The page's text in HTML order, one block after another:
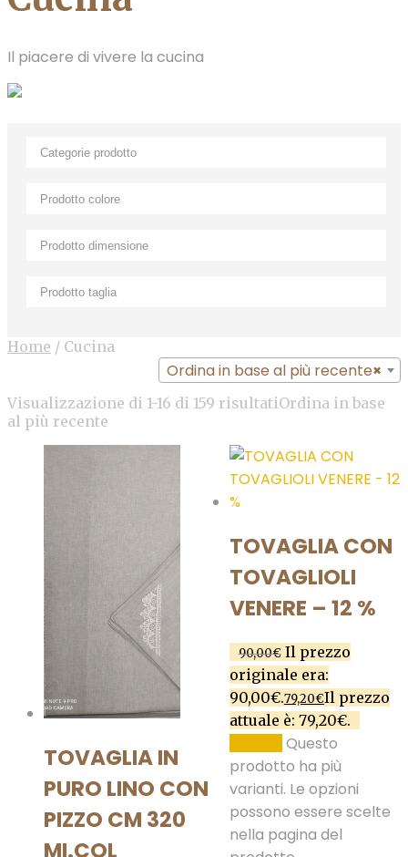
Il piacere di vivere la cucina
Home / Cucina
×
Ordina in base al più recente
Visualizzazione di 1-16 di 159 risultatiOrdina in base
al più recente
TOVAGLIA IN
PURO LINO CON
PIZZO CM 320
MI.COL
TOVAGLIA CON
TOVAGLIOLI
VENERE – 12 %
90,00€ Il prezzo
originale era:
90,00€.79,20€Il prezzo
attuale è: 79,20€.
Questo
prodotto ha più
varianti. Le opzioni
possono essere scelte
nella pagina del